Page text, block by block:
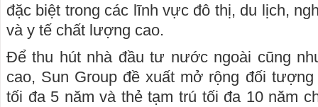
đặc biệt trong các lĩnh vực đô thị, du lịch,
và y tế chất lượng cao.
Để thu hút nhà đầu tư nước ngoài cũng
cao, Sun Group đề xuất mở rộng đối
tối đa 5 năm và thẻ tạm trú tối đa 10 năm